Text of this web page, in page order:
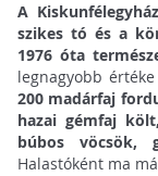
A
szikes tó és a
1976 óta
legnagyobb
200 madárfaj
hazai gémfaj
búbos vöcsök,
Halastóként ma